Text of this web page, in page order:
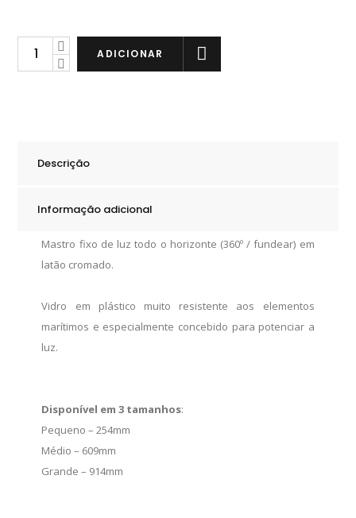
Plastimo
ADICIONAR
Descrição
Informação adicional
Mastro fixo de luz todo o horizonte (360º / fundear) em
latão cromado.
Vidro em plástico muito resistente aos elementos
marítimos e especialmente concebido para potenciar a
luz.
Disponível em 3 tamanhos:
Pequeno – 254mm
Médio – 609mm
Grande – 914mm